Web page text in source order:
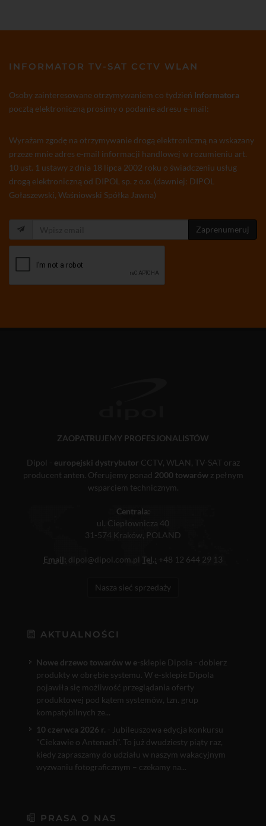
INFORMATOR TV-SAT CCTV WLAN
Osoby zainteresowane otrzymywaniem co tydzień Informatora
pocztą elektroniczną prosimy o podanie adresu e-mail:
Wyrażam zgodę na otrzymywanie drogą elektroniczną na wskazany
przeze mnie adres e-mail informacji handlowej w rozumieniu art.
10 ust. 1 ustawy z dnia 18 lipca 2002 roku o świadczeniu usług
drogą elektroniczną od DIPOL sp. z o.o. (dawniej: DIPOL
Gołaszewski, Waśniowski Spółka Jawna)
Zaprenumeruj
ZAOPATRUJEMY PROFESJONALISTÓW
Dipol - europejski dystrybutor CCTV, WLAN, TV-SAT oraz
producent anten. Oferujemy ponad 2000 towarówz pełnym
wsparciem technicznym.
Centrala:
ul. Ciepłownicza 40
31-574 Kraków, POLAND
Email: dipol@dipol.com.pl Tel.: +48 12 644 29 13
Nasza sieć sprzedaży
AKTUALNOŚCI
Nowe drzewo towarów w e-sklepie Dipola - dobierz
produkty w obrębie systemu. W e-sklepie Dipola
pojawiła się możliwość przeglądania oferty
produktowej pod kątem systemów, tzn. grup
kompatybilnych ze...
10 czerwca 2026 r. - Jubileuszowa edycja konkursu
"Ciekawie o Antenach". To już dwudziesty piąty raz,
kiedy zapraszamy do udziału w naszym wakacyjnym
wyzwaniu fotograficznym – czekamy na...
PRASA O NAS